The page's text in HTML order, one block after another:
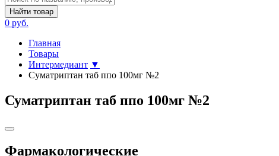
Найти товар
0 руб.
Главная
Товары
Интермедиант ▼
Суматриптан таб ппо 100мг №2
Суматриптан таб ппо 100мг №2
Фармакологические